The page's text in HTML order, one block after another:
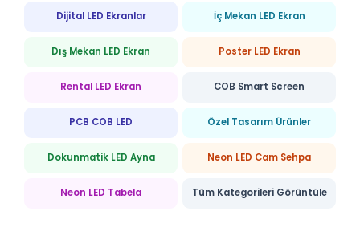
Dijital LED Ekranlar İç Mekan LED Ekran
Dış Mekan LED Ekran Poster LED Ekran
Rental LED Ekran COB Smart Screen
PCB COB LED Özel Tasarım Ürünler
Dokunmatik LED Ayna Neon LED Cam Sehpa
Neon LED Tabela Tüm Kategorileri Görüntüle